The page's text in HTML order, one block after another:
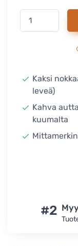
Kaksi
leveä)
Kahva
kuumalta
#2